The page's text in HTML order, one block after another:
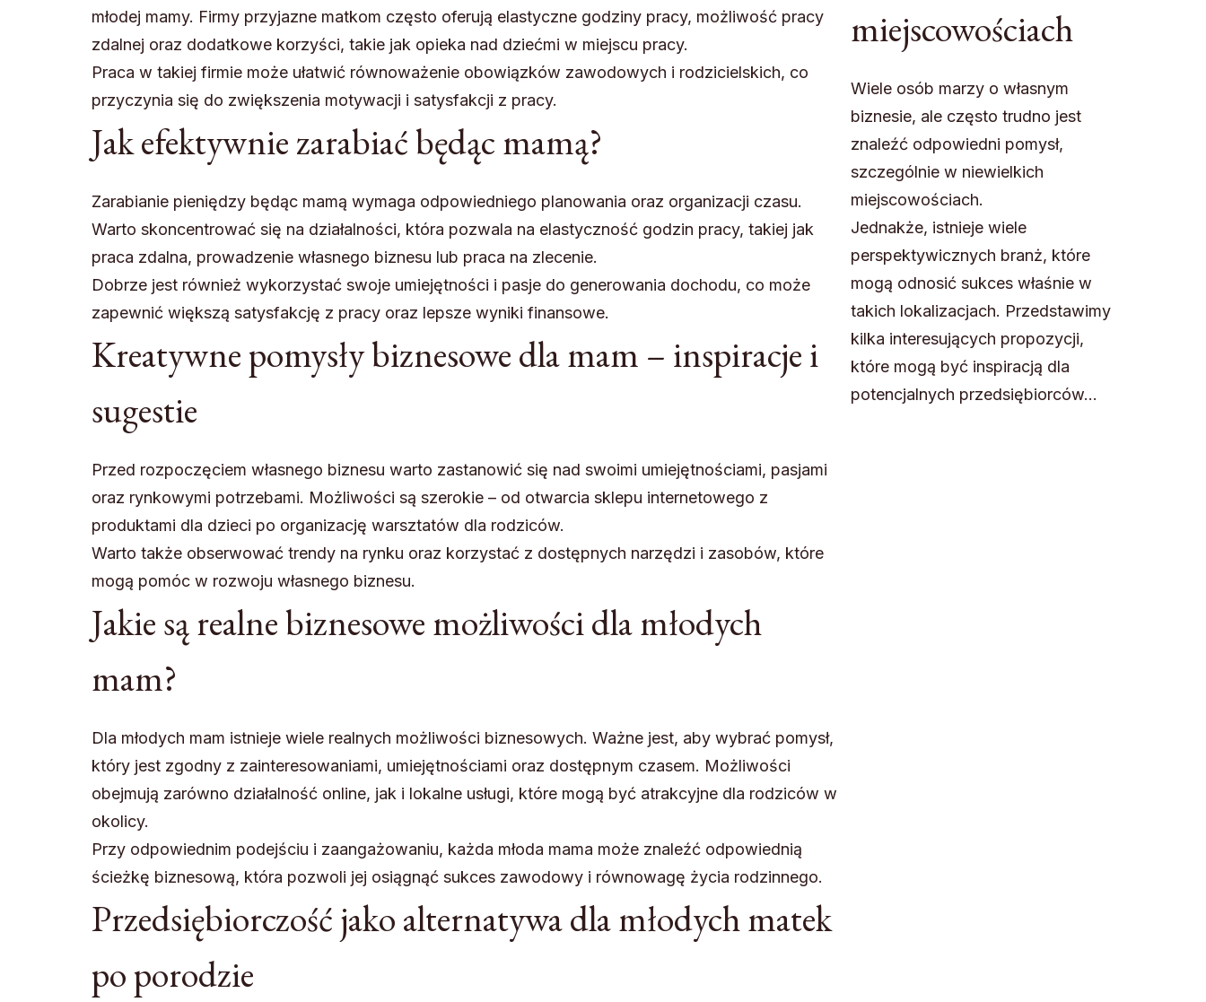
młodej mamy. Firmy przyjazne matkom często oferują elastyczne godziny pracy, możliwość pracy
zdalnej oraz dodatkowe korzyści, takie jak opieka nad dziećmi w miejscu pracy.
Praca w takiej firmie może ułatwić równoważenie obowiązków zawodowych i rodzicielskich, co
przyczynia się do zwiększenia motywacji i satysfakcji z pracy.
Jak efektywnie zarabiać będąc mamą?
Zarabianie pieniędzy będąc mamą wymaga odpowiedniego planowania oraz organizacji czasu.
Warto skoncentrować się na działalności, która pozwala na elastyczność godzin pracy, takiej jak
praca zdalna, prowadzenie własnego biznesu lub praca na zlecenie.
Dobrze jest również wykorzystać swoje umiejętności i pasje do generowania dochodu, co może
zapewnić większą satysfakcję z pracy oraz lepsze wyniki finansowe.
Kreatywne pomysły biznesowe dla mam – inspiracje i
sugestie
Przed rozpoczęciem własnego biznesu warto zastanowić się nad swoimi umiejętnościami, pasjami
oraz rynkowymi potrzebami. Możliwości są szerokie – od otwarcia sklepu internetowego z
produktami dla dzieci po organizację warsztatów dla rodziców.
Warto także obserwować trendy na rynku oraz korzystać z dostępnych narzędzi i zasobów, które
mogą pomóc w rozwoju własnego biznesu.
Jakie są realne biznesowe możliwości dla młodych
mam?
Dla młodych mam istnieje wiele realnych możliwości biznesowych. Ważne jest, aby wybrać pomysł,
który jest zgodny z zainteresowaniami, umiejętnościami oraz dostępnym czasem. Możliwości
obejmują zarówno działalność online, jak i lokalne usługi, które mogą być atrakcyjne dla rodziców w
okolicy.
Przy odpowiednim podejściu i zaangażowaniu, każda młoda mama może znaleźć odpowiednią
ścieżkę biznesową, która pozwoli jej osiągnąć sukces zawodowy i równowagę życia rodzinnego.
Przedsiębiorczość jako alternatywa dla młodych matek
po porodzie
miejscowościach
Wiele osób marzy o własnym
biznesie, ale często trudno jest
znaleźć odpowiedni pomysł,
szczególnie w niewielkich
miejscowościach.
Jednakże, istnieje wiele
perspektywicznych branż, które
mogą odnosić sukces właśnie w
takich lokalizacjach. Przedstawimy
kilka interesujących propozycji,
które mogą być inspiracją dla
potencjalnych przedsiębiorców…